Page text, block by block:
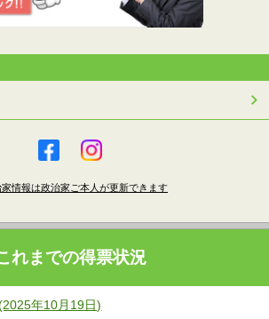
情報は政治家ご本人が更新できます
れまでの得票状況
年10月19日)